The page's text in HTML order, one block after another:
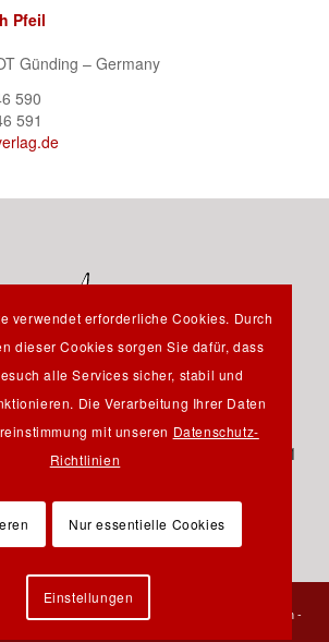
Pfeil
Günding – Germany
590
591
- 85232 Bergkirchen OT Günding -
8131 61 46 590 - Fax: +49 8131 61
Pfeil - Alle Rechte vorbehalten - Impressum-
verwendet erforderliche Cookies. Durch
dieser Cookies sorgen Sie dafür, dass
alle Services sicher, stabil und
Die Verarbeitung Ihrer Daten
mit unseren Datenschutz-
Richtlinien
Nur essentielle Cookies
Einstellungen